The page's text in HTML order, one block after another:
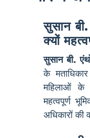
सुसान
क्यों
सुसान बी.
के
महिलाओं के
महत्वपूर्ण
अधिकारों की